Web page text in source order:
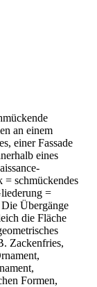
an einem
einer Fassade
eines
= schmückendes
=
Übergänge
die Fläche
Zackenfries,
Formen,